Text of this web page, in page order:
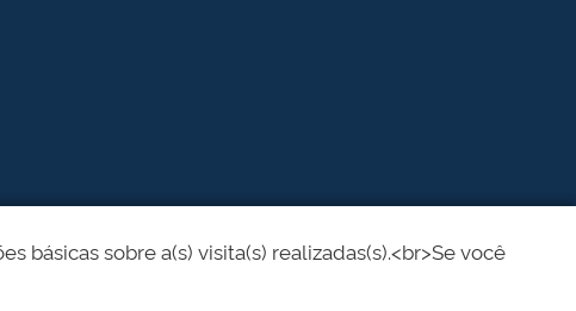
básicas sobre a(s) visita(s) realizadas(s).<br>Se você